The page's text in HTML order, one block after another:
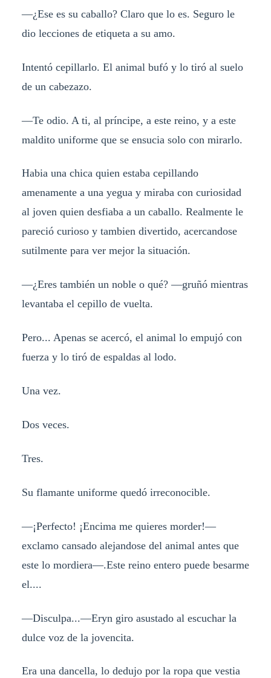
—¿Ese es su caballo? Claro que lo es. Seguro le
dio lecciones de etiqueta a su amo.
Intentó cepillarlo. El animal bufó y lo tiró al suelo
de un cabezazo.
—Te odio. A ti, al príncipe, a este reino, y a este
maldito uniforme que se ensucia solo con mirarlo.
Habia una chica quien estaba cepillando
amenamente a una yegua y miraba con curiosidad
al joven quien desfiaba a un caballo. Realmente le
pareció curioso y tambien divertido, acercandose
sutilmente para ver mejor la situación.
—¿Eres también un noble o qué? —gruñó mientras
levantaba el cepillo de vuelta.
Pero... Apenas se acercó, el animal lo empujó con
fuerza y lo tiró de espaldas al lodo.
Una vez.
Dos veces.
Tres.
Su flamante uniforme quedó irreconocible.
—¡Perfecto! ¡Encima me quieres morder!—
exclamo cansado alejandose del animal antes que
este lo mordiera—.Este reino entero puede besarme
el....
—Disculpa...—Eryn giro asustado al escuchar la
dulce voz de la jovencita.
Era una dancella, lo dedujo por la ropa que vestia